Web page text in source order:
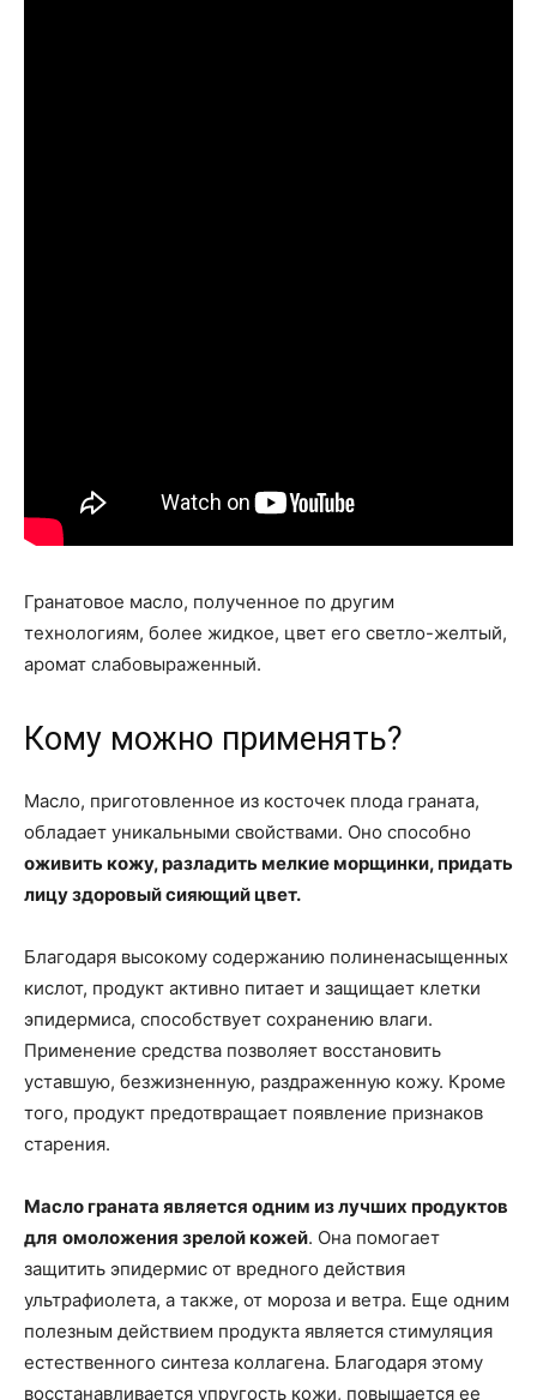
Гранатовое масло, полученное по другим
технологиям, более жидкое, цвет его светло-желтый,
аромат слабовыраженный.
Кому можно применять?
Масло, приготовленное из косточек плода граната,
обладает уникальными свойствами. Оно способно
оживить кожу, разладить мелкие морщинки, придать
лицу здоровый сияющий цвет.
Благодаря высокому содержанию полиненасыщенных
кислот, продукт активно питает и защищает клетки
эпидермиса, способствует сохранению влаги.
Применение средства позволяет восстановить
уставшую, безжизненную, раздраженную кожу. Кроме
того, продукт предотвращает появление признаков
старения.
Масло граната является одним из лучших продуктов
для омоложения зрелой кожей. Она помогает
защитить эпидермис от вредного действия
ультрафиолета, а также, от мороза и ветра. Еще одним
полезным действием продукта является стимуляция
естественного синтеза коллагена. Благодаря этому
восстанавливается упругость кожи, повышается ее